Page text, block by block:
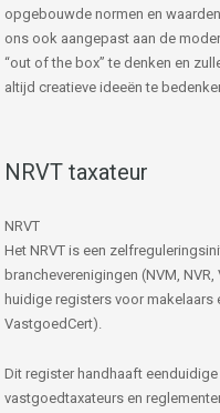
opgebouwde normen en
ons ook aangepast aan de
“out of the box” te denken en
altijd creatieve ideeën te
NRVT taxateur
NRVT
Het NRVT is een
brancheverenigingen (NVM,
huidige registers voor makelaars
VastgoedCert).
Dit register handhaaft
vastgoedtaxateurs en